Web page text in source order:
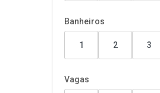
Banheiros
1 2 3
Vagas